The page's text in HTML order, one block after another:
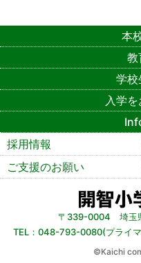
〒339-0004 埼玉
TEL：048-793-0080(プライ
本
教
学校
入学
採用情報
ご支援のお願い
©︎Kaichi